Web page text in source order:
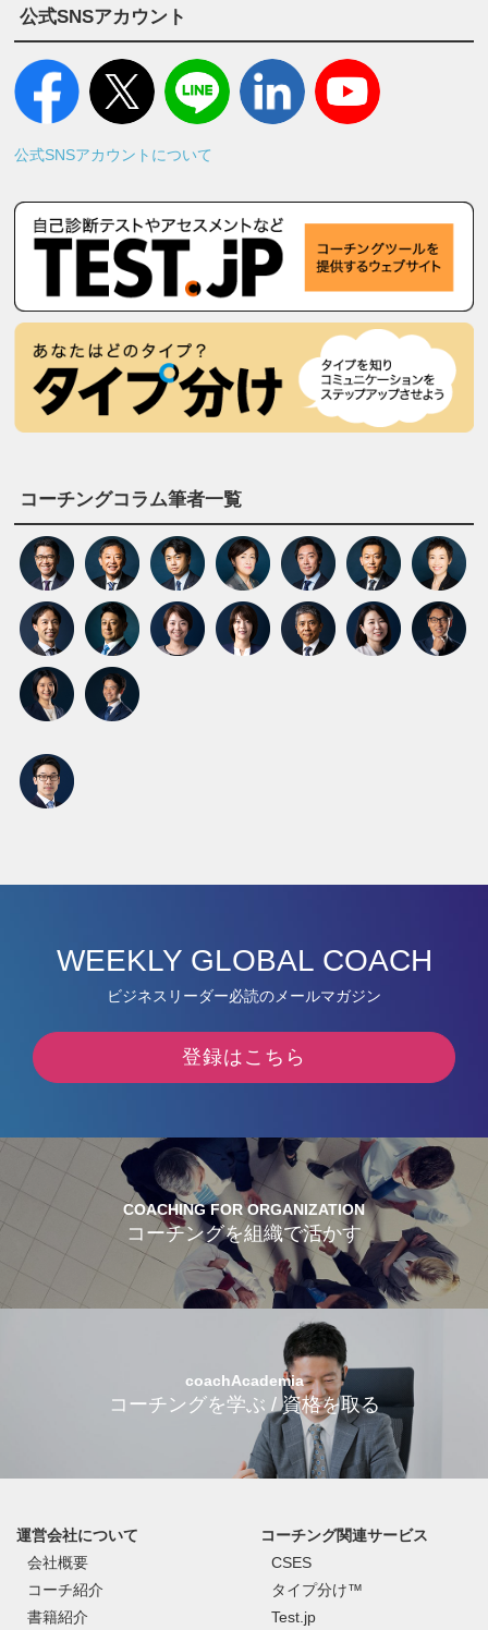
公式SNSアカウント
公式SNSアカウントについて
コーチングコラム筆者一覧
WEEKLY GLOBAL COACH
ビジネスリーダー必読のメールマガジン
登録はこちら
COACHING FOR ORGANIZATION
コーチングを組織で活かす
coachAcademia
コーチングを学ぶ / 資格を取る
運営会社について
会社概要
コーチ紹介
書籍紹介
コーチング関連サービス
CSES
タイプ分け™
Test.jp